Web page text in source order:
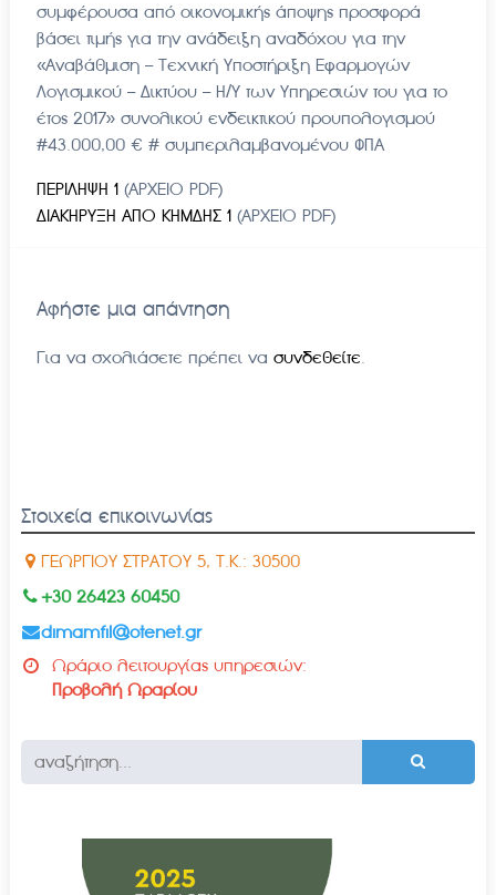
συμφέρουσα από οικονομικής άποψης προσφορά
βάσει τιμής για την ανάδειξη αναδόχου για την
«Αναβάθμιση – Τεχνική Υποστήριξη Εφαρμογών
Λογισμικού – Δικτύου – Η/Υ των Υπηρεσιών του για το
έτος 2017» συνολικού ενδεικτικού προυπολογισμού
#43.000,00 € # συμπεριλαμβανομένου ΦΠΑ
ΠΕΡΙΛΗΨΗ 1(ΑΡΧΕΙΟ PDF)
ΔΙΑΚΗΡΥΞΗ ΑΠΟ ΚΗΜΔΗΣ 1(ΑΡΧΕΙΟ PDF)
Αφήστε μια απάντηση
Για να σχολιάσετε πρέπει να συνδεθείτε.
Στοιχεία επικοινωνίας
ΓΕΩΡΓΙΟΥ ΣΤΡΑΤΟΥ 5, Τ.Κ.: 30500
+30 26423 60450
dimamfil@otenet.gr
Ωράριο λειτουργίας υπηρεσιών:
Προβολή Ωραρίου